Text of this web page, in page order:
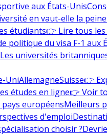
aux États-Unis
en vaut-elle la peine
étudiants👉 Lire tous
politique du visa F-1 aux
Les universités
UniAllemagneSuisse👉
études en ligne👉 Voir
européensMeilleurs
d'emploi
choisir ?